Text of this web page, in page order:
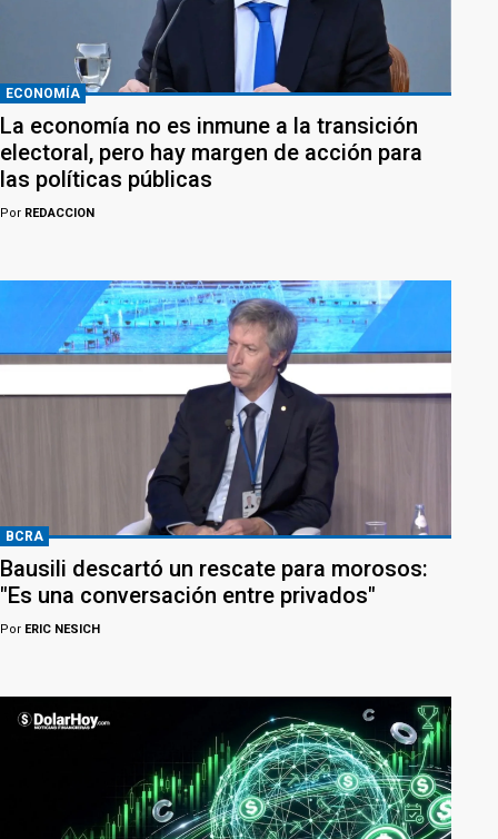
ECONOMÍA
La economía no es inmune a la transición
electoral, pero hay margen de acción para
las políticas públicas
Por REDACCION
BCRA
Bausili descartó un rescate para morosos:
"Es una conversación entre privados"
Por ERIC NESICH